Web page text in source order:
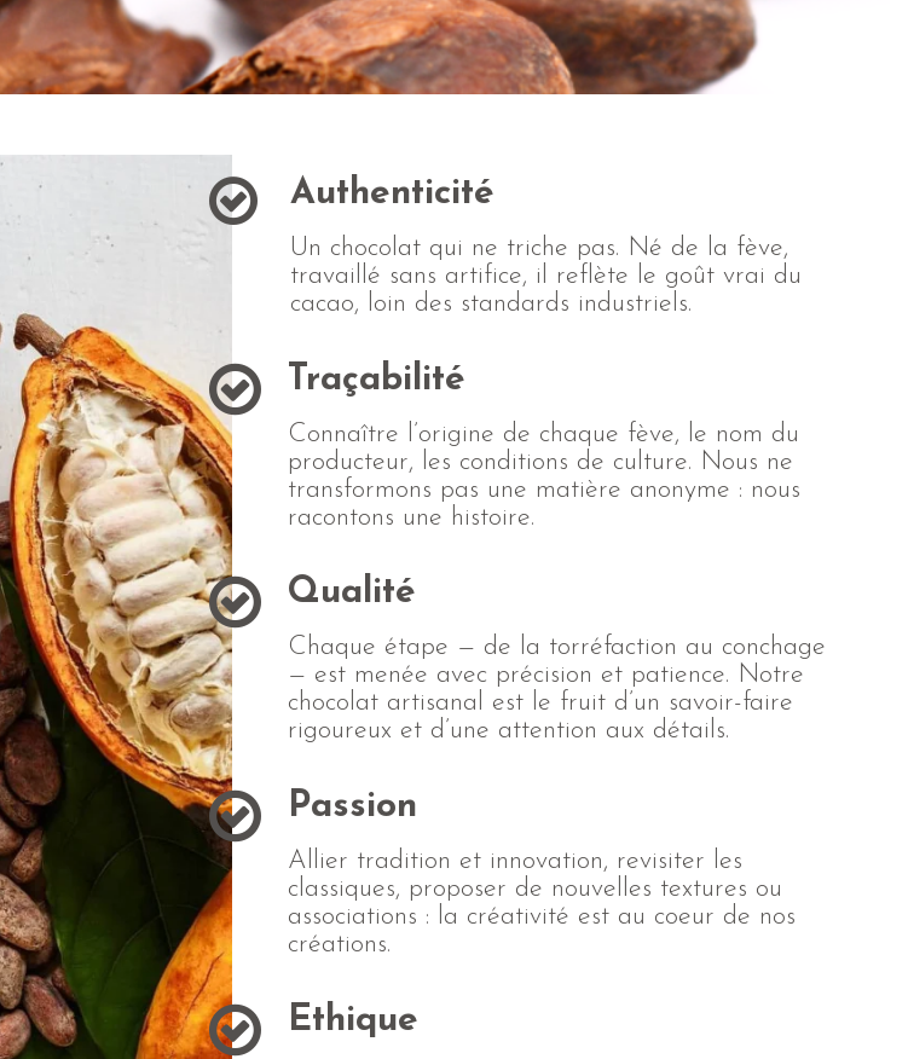
Authenticité
Un chocolat qui ne triche pas. Né de la fève,
travaillé sans artifice, il reflète le goût vrai du
cacao, loin des standards industriels.
Traçabilité
Connaître l’origine de chaque fève, le nom du
producteur, les conditions de culture. Nous ne
transformons pas une matière anonyme : nous
racontons une histoire.
Qualité
Chaque étape — de la torréfaction au conchage
— est menée avec précision et patience. Notre
chocolat artisanal est le fruit d’un savoir-faire
rigoureux et d’une attention aux détails.
Passion
Allier tradition et innovation, revisiter les
classiques, proposer de nouvelles textures ou
associations : la créativité est au coeur de nos
créations.
Ethique